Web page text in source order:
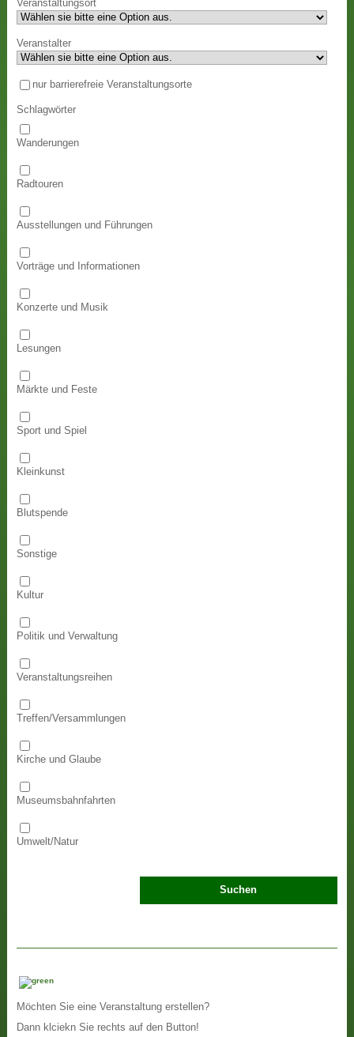
Veranstaltungsort
Veranstalter
nur barrierefreie Veranstaltungsorte
Schlagwörter
Wanderungen
Radtouren
Ausstellungen und Führungen
Vorträge und Informationen
Konzerte und Musik
Lesungen
Märkte und Feste
Sport und Spiel
Kleinkunst
Blutspende
Sonstige
Kultur
Politik und Verwaltung
Veranstaltungsreihen
Treffen/Versammlungen
Kirche und Glaube
Museumsbahnfahrten
Umwelt/Natur
Möchten Sie eine Veranstaltung erstellen?
Dann klciekn Sie rechts auf den Button!